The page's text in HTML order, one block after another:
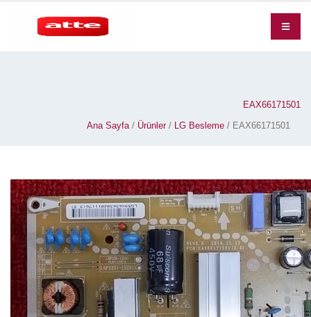
EAX66171501
Ana Sayfa/ Ürünler/ LG Besleme / EAX66171501